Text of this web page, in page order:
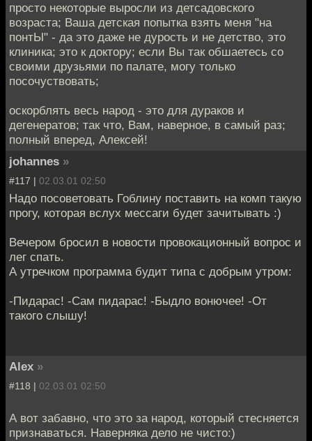
просто некоторые выросли из детсадовского
возраста; Ваша детская попытка взять меня "на
понтЫ" - да это даже не дурость и не детство, это
клиника; это к доктору; если Вы так обшаетесь со
своими друзьями по палате, могу только
посочуствовать;
оскорблять весь народ - это для дураков и
дегенератов; так что, Вам, наверное, в самый раз;
полный вперед, Алексей!
johannes »
#117 | 02.03.01 02:50
Надо посоветовать Гоблину поставить на комп такую
прогу, которая вслух мессаги будет зачитывать :)
Вечером бросил в новости провокационный вопрос и
лег спать.
А утречком программа будит типа с добрым утром:
-Пидарас! -Сам пидарас! -Быдло вонючее! -От
такого слышу!
Alex »
#118 | 02.03.01 02:50
А вот забавно, что это за народ, который стесняется
признаваться. Наверняка дело не чисто:)